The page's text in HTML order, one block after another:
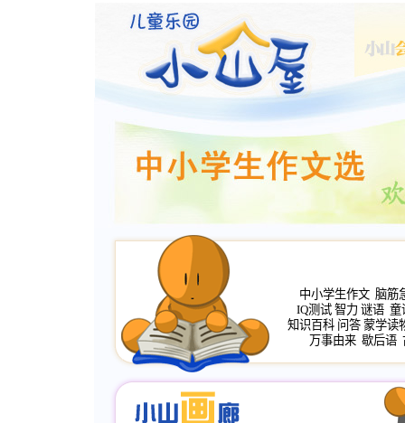
中小学生作文 脑筋
IQ测试 智力 谜语 童
知识百科 问答 蒙学读
万事由来 歇后语